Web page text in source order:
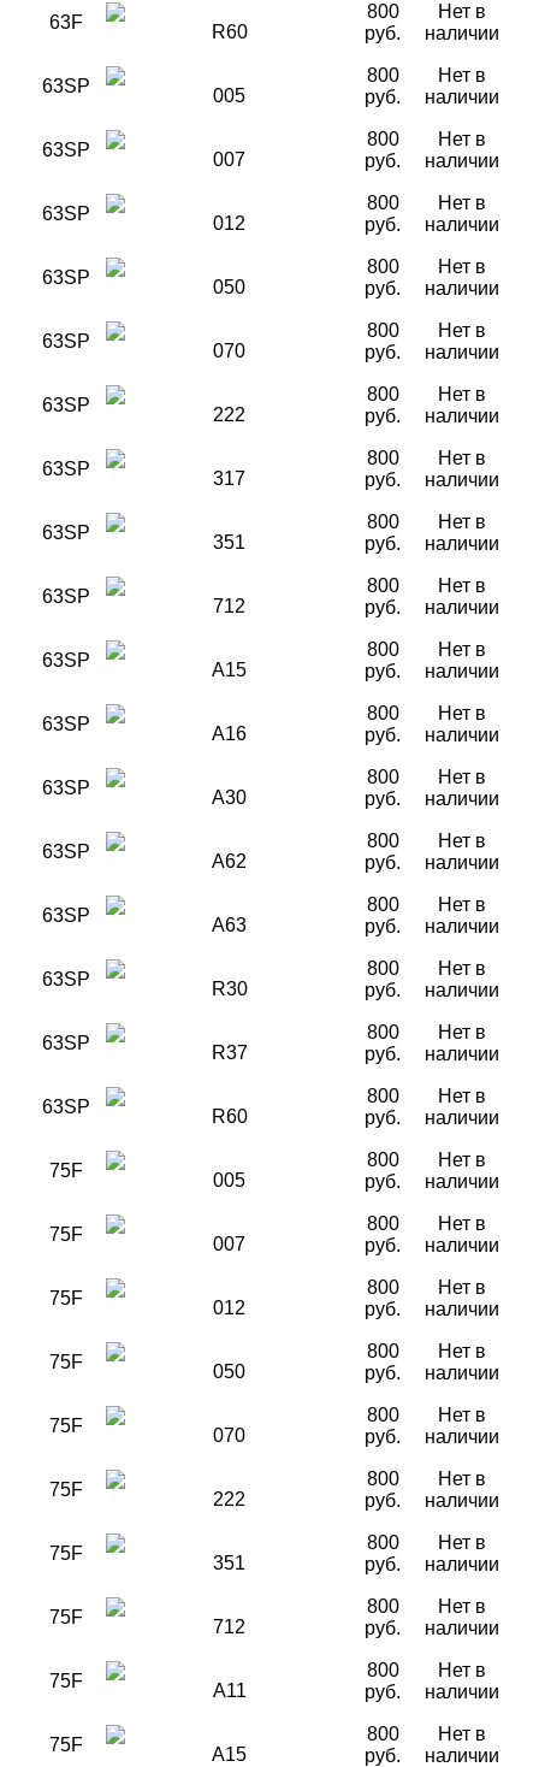
63F R60
800
руб.
Нет в
наличии
63SP 005
800
руб.
Нет в
наличии
63SP 007
800
руб.
Нет в
наличии
63SP 012
800
руб.
Нет в
наличии
63SP 050
800
руб.
Нет в
наличии
63SP 070
800
руб.
Нет в
наличии
63SP 222
800
руб.
Нет в
наличии
63SP 317
800
руб.
Нет в
наличии
63SP 351
800
руб.
Нет в
наличии
63SP 712
800
руб.
Нет в
наличии
63SP A15
800
руб.
Нет в
наличии
63SP A16
800
руб.
Нет в
наличии
63SP A30
800
руб.
Нет в
наличии
63SP A62
800
руб.
Нет в
наличии
63SP A63
800
руб.
Нет в
наличии
63SP R30
800
руб.
Нет в
наличии
63SP R37
800
руб.
Нет в
наличии
63SP R60
800
руб.
Нет в
наличии
75F 005
800
руб.
Нет в
наличии
75F 007
800
руб.
Нет в
наличии
75F 012
800
руб.
Нет в
наличии
75F 050
800
руб.
Нет в
наличии
75F 070
800
руб.
Нет в
наличии
75F 222
800
руб.
Нет в
наличии
75F 351
800
руб.
Нет в
наличии
75F 712
800
руб.
Нет в
наличии
75F A11
800
руб.
Нет в
наличии
75F A15
800
руб.
Нет в
наличии